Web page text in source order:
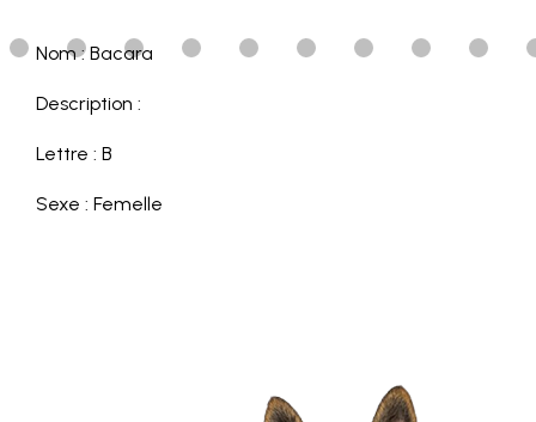
Nom : Bacara
Description :
Lettre : B
Sexe : Femelle